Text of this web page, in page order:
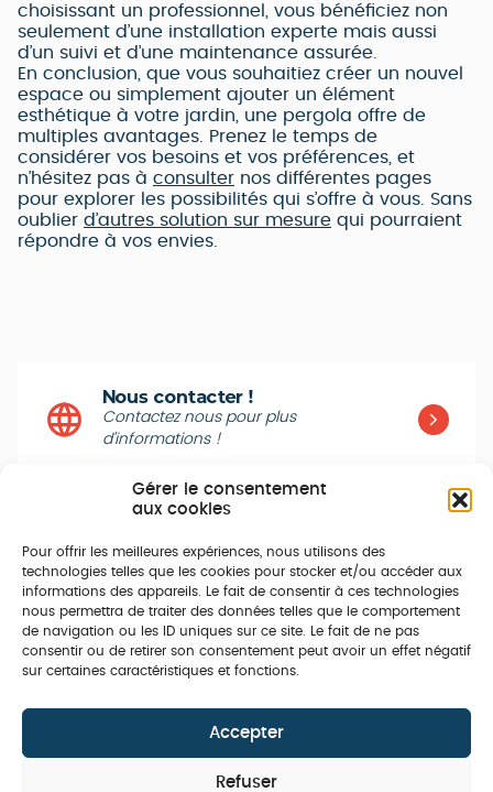
Gérer le consentement
aux cookies
Pour offrir les meilleures expériences, nous utilisons des
technologies telles que les cookies pour stocker et/ou accéder aux
informations des appareils. Le fait de consentir à ces technologies
nous permettra de traiter des données telles que le comportement
de navigation ou les ID uniques sur ce site. Le fait de ne pas
consentir ou de retirer son consentement peut avoir un effet négatif
sur certaines caractéristiques et fonctions.
Accepter
Refuser
choisissant un professionnel, vous bénéficiez non
seulement d’une installation experte mais aussi
d’un suivi et d’une maintenance assurée.
En conclusion, que vous souhaitiez créer un nouvel
espace ou simplement ajouter un élément
esthétique à votre jardin, une pergola offre de
multiples avantages. Prenez le temps de
considérer vos besoins et vos préférences, et
n’hésitez pas à consulter nos différentes pages
pour explorer les possibilités qui s’offre à vous. Sans
oublier d’autres solution sur mesure qui pourraient
répondre à vos envies.
Nous contacter !
Contactez nous pour plus
d’informations !